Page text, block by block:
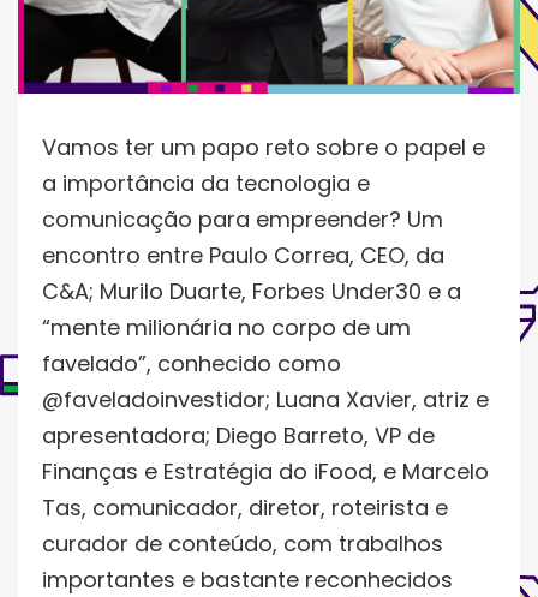
Vamos ter um papo reto sobre o papel e
a importância da tecnologia e
comunicação para empreender? Um
encontro entre Paulo Correa, CEO, da
C&A; Murilo Duarte, Forbes Under30 e a
“mente milionária no corpo de um
favelado”, conhecido como
@faveladoinvestidor; Luana Xavier, atriz e
apresentadora; Diego Barreto, VP de
Finanças e Estratégia do iFood, e Marcelo
Tas, comunicador, diretor, roteirista e
curador de conteúdo, com trabalhos
importantes e bastante reconhecidos